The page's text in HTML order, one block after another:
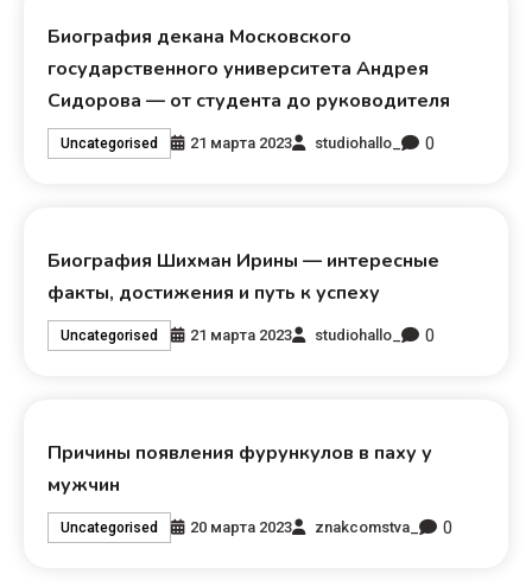
Биография декана Московского
государственного университета Андрея
Сидорова — от студента до руководителя
Uncategorised 21 марта 2023 studiohallo_ 0
Биография Шихман Ирины — интересные
факты, достижения и путь к успеху
Uncategorised 21 марта 2023 studiohallo_ 0
Причины появления фурункулов в паху у
мужчин
Uncategorised 20 марта 2023 znakcomstva_ 0